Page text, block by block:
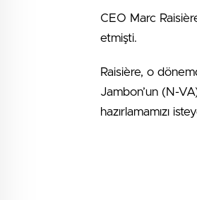
CEO Marc
etmişti.
Raisière, o
Jambon’un (N-
hazırlamamızı